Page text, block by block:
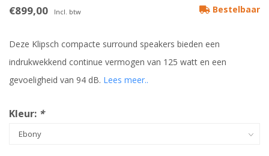
€899,00 Incl. btw Bestelbaar
Deze Klipsch compacte surround speakers bieden een
indrukwekkend continue vermogen van 125 watt en een
gevoeligheid van 94 dB. Lees meer..
Kleur: *